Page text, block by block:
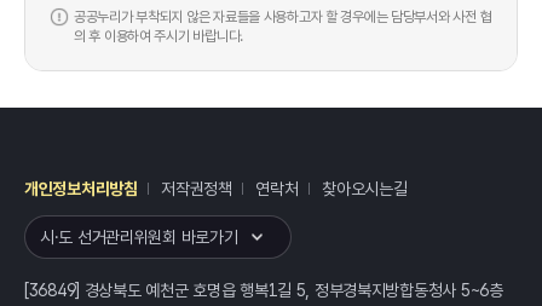
공공누리가 부착되지 않은 자료들을 사용하고자 할 경우에는 담당부서와 사전 협
의 후 이용하여 주시기 바랍니다.
개인정보처리방침 저작권정책 연락처 찾아오시는길
시·도 선거관리위원회 바로가기
[36849] 경상북도 예천군 호명읍 행복1길 5, 정부경북지방합동청사 5~6층